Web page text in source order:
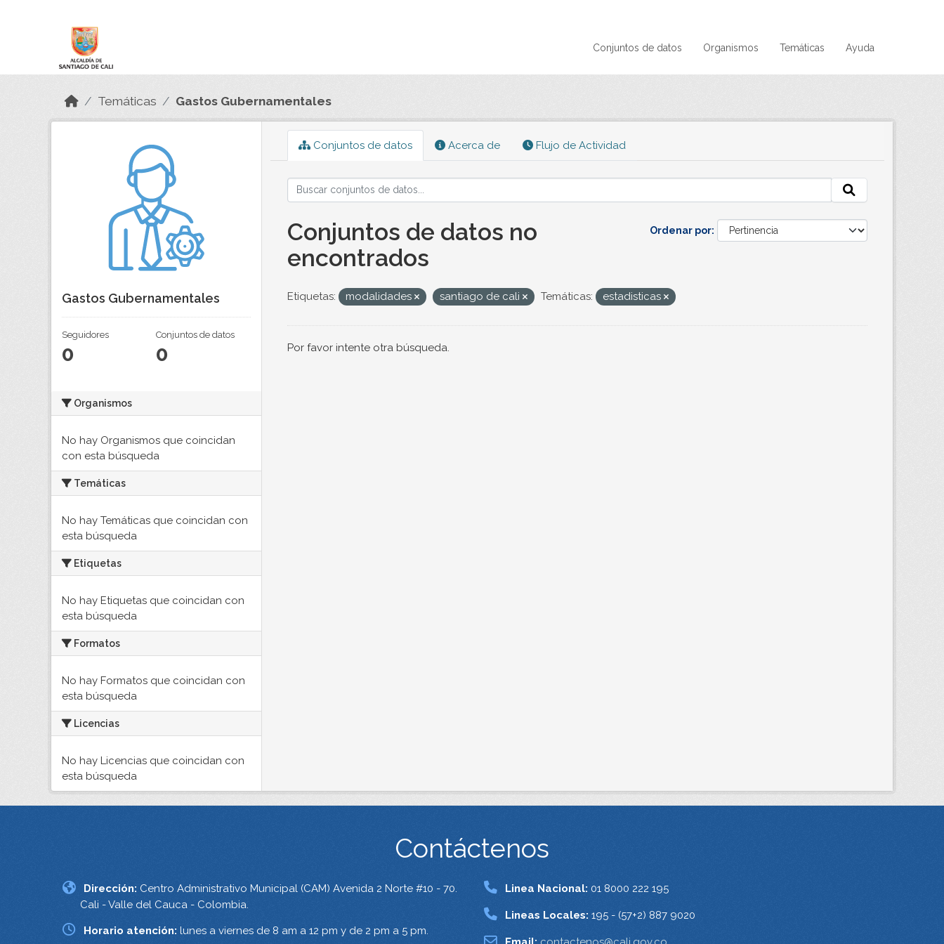
Conjuntos de datos Organismos Temáticas Ayuda
Temáticas Gastos Gubernamentales
Gastos Gubernamentales
Seguidores
0
Conjuntos de datos
0
Organismos
No hay Organismos que coincidan
con esta búsqueda
Temáticas
No hay Temáticas que coincidan con
esta búsqueda
Etiquetas
No hay Etiquetas que coincidan con
esta búsqueda
Formatos
No hay Formatos que coincidan con
esta búsqueda
Licencias
No hay Licencias que coincidan con
esta búsqueda
Conjuntos de datos Acerca de Flujo de Actividad
Ordenar por
Conjuntos de datos no
encontrados
Etiquetas: modalidades santiago de cali Temáticas: estadisticas
Por favor intente otra búsqueda.
Contáctenos
Dirección: Centro Administrativo Municipal (CAM) Avenida 2 Norte #10 - 70.
Cali - Valle del Cauca - Colombia.
Horario atención: lunes a viernes de 8 am a 12 pm y de 2 pm a 5 pm.
Linea Nacional: 01 8000 222 195
Lineas Locales: 195 - (57+2) 887 9020